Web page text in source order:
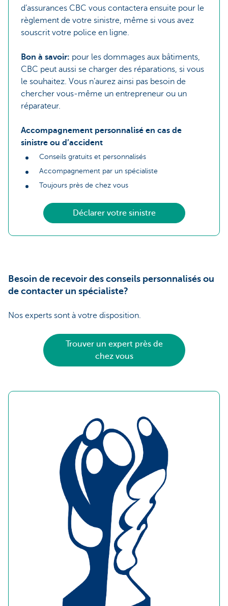
d’assurances CBC vous contactera ensuite pour le
règlement de votre sinistre, même si vous avez
souscrit votre police en ligne.
Bon à savoir: pour les dommages aux bâtiments,
CBC peut aussi se charger des réparations, si vous
le souhaitez. Vous n’aurez ainsi pas besoin de
chercher vous-même un entrepreneur ou un
réparateur.
Accompagnement personnalisé en cas de
sinistre ou d’accident
Conseils gratuits et personnalisés
Accompagnement par un spécialiste
Toujours près de chez vous
Déclarer votre sinistre
Besoin de recevoir des conseils personnalisés ou
de contacter un spécialiste?
Nos experts sont à votre disposition.
Trouver un expert près de
chez vous